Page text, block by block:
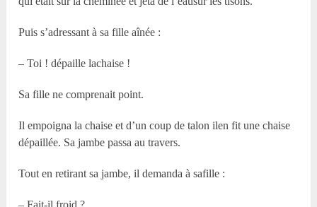
Puis s’adressant à sa fille aînée :
– Toi ! dépaille lachaise !
Sa fille ne comprenait point.
Il empoigna la chaise et d’un coup de talon ilen fit une chaise
dépaillée. Sa jambe passa au travers.
Tout en retirant sa jambe, il demanda à safille :